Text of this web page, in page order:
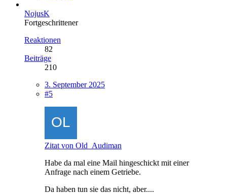
NojusK
Fortgeschrittener
Reaktionen
82
Beiträge
210
3. September 2025
#5
Zitat von Old_Audiman
Habe da mal eine Mail hingeschickt mit einer
Anfrage nach einem Getriebe.
Da haben tun sie das nicht, aber....